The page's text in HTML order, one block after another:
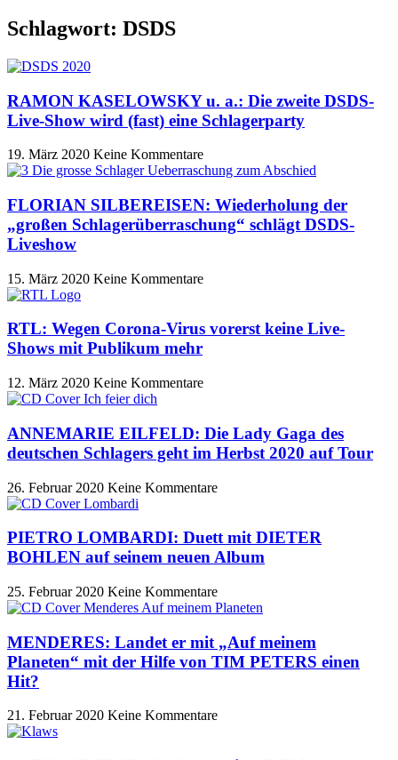
Schlagwort: DSDS
RAMON KASELOWSKY u. a.: Die zweite DSDS-
Live-Show wird (fast) eine Schlagerparty
19. März 2020 Keine Kommentare
FLORIAN SILBEREISEN: Wiederholung der
„großen Schlagerüberraschung“ schlägt DSDS-
Liveshow
15. März 2020 Keine Kommentare
RTL: Wegen Corona-Virus vorerst keine Live-
Shows mit Publikum mehr
12. März 2020 Keine Kommentare
ANNEMARIE EILFELD: Die Lady Gaga des
deutschen Schlagers geht im Herbst 2020 auf Tour
26. Februar 2020 Keine Kommentare
PIETRO LOMBARDI: Duett mit DIETER
BOHLEN auf seinem neuen Album
25. Februar 2020 Keine Kommentare
MENDERES: Landet er mit „Auf meinem
Planeten“ mit der Hilfe von TIM PETERS einen
Hit?
21. Februar 2020 Keine Kommentare